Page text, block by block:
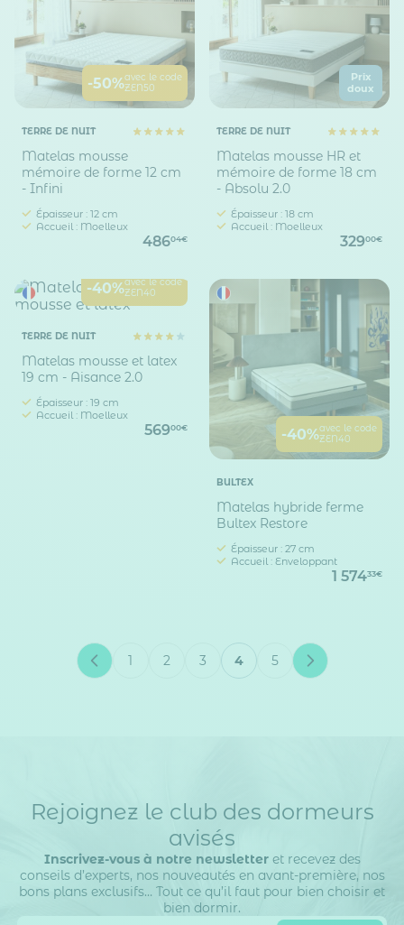
-50%avec le code
ZEN50
TERRE DE NUIT
Matelas mousse
mémoire de forme 12 cm
- Infini
Épaisseur : 12 cm
Accueil : Moelleux
48604€
Prix
doux
TERRE DE NUIT
Matelas mousse HR et
mémoire de forme 18 cm
- Absolu 2.0
Épaisseur : 18 cm
Accueil : Moelleux
32900€
-40%avec le code
ZEN40
TERRE DE NUIT
Matelas mousse et latex
19 cm - Aisance 2.0
Épaisseur : 19 cm
Accueil : Moelleux
56900€ -40%avec le code
ZEN40
BULTEX
Matelas hybride ferme
Bultex Restore
Épaisseur : 27 cm
Accueil : Enveloppant
1 57433€
1
2
Page
3
Vous lisez actuellement
4
Page
5
Rejoignez le club des dormeurs
avisés
Inscrivez-vous à notre newsletteret recevez des
conseils d’experts, nos nouveautés en avant-première, nos
bons plans exclusifs… Tout ce qu’il faut pour bien choisir et
bien dormir.